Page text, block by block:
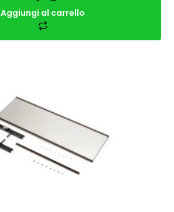
Aggiungi al carrello